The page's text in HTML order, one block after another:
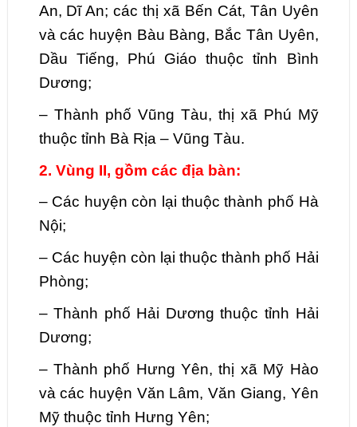
An, Dĩ An; các thị xã Bến Cát, Tân Uyên
và các huyện Bàu Bàng, Bắc Tân Uyên,
Dầu Tiếng, Phú Giáo thuộc tỉnh Bình
Dương;
– Thành phố Vũng Tàu, thị xã Phú Mỹ
thuộc tỉnh Bà Rịa – Vũng Tàu.
2. Vùng II, gồm các địa bàn:
– Các huyện còn lại thuộc thành phố Hà
Nội;
– Các huyện còn lại thuộc thành phố Hải
Phòng;
–Thành phố Hải Dương thuộc tỉnh Hải
Dương;
– Thành phố Hưng Yên, thị xã Mỹ Hào
và các huyện Văn Lâm, Văn Giang, Yên
Mỹ thuộc tỉnh Hưng Yên;